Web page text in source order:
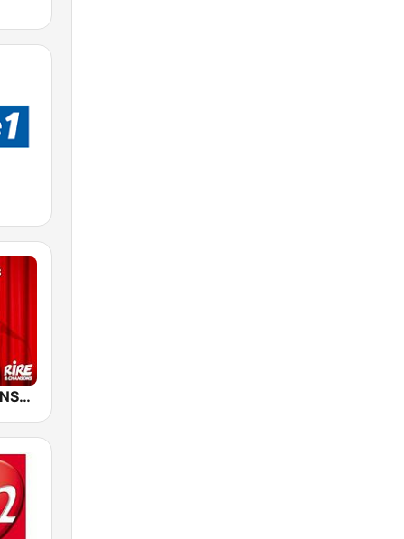
RIRE ET CHANSONS SKETCHES